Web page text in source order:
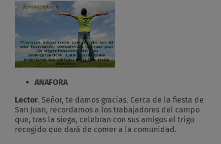
ANAFORA
Lector. Señor, te damos gracias. Cerca de la fiesta de
San Juan, recordamos a los trabajadores del campo
que, tras la siega, celebran con sus amigos el trigo
recogido que dará de comer a la comunidad.